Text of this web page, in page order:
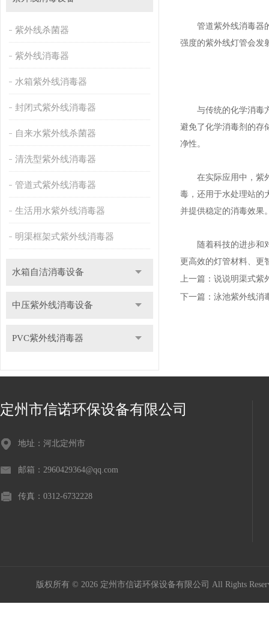
紫外线杀菌器
紫外线消毒器
水箱紫外线消毒器
封闭式紫外线消毒器
自来水紫外线杀菌器
清洗型紫外线消毒器
管道式紫外线消毒器
生活用水紫外线消毒器
明渠框架式紫外线消毒器
水箱自洁消毒设备
中压紫外线消毒设备
PVC紫外线消毒器
管道紫外线消毒器的
强度的紫外线灯管会发
与传统的化学消毒方
避免了化学消毒剂的存
净性。
在实际应用中，紫外
毒，还用于水处理站的
并提供稳定的消毒效果
随着科技的进步和对
更高效的灯管材料、更
上一篇： 说说明渠式紫
下一篇： 泳池紫外线消
定州市信诺环保设备有限公司
地址：河北定州市
邮箱：2960429364@qq.com
传真：0312-6732228
版权所有 © 2026 定州市信诺环保设备有限公司 All Rights